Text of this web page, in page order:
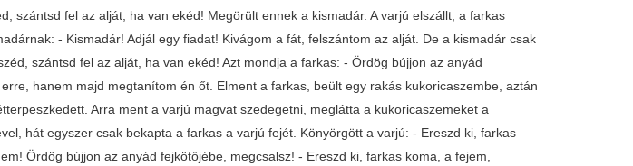
szántsd fel az alját, ha van ekéd! Megörült ennek a kismadár. A varjú elszállt, a farkas
- Kismadár! Adjál egy fiadat! Kivágom a fát, felszántom az alját. De a kismadár csak
szántsd fel az alját, ha van ekéd! Azt mondja a farkas: - Ördög bújjon az anyád
hanem majd megtanítom én őt. Elment a farkas, beült egy rakás kukoricaszembe, aztán
Arra ment a varjú magvat szedegetni, meglátta a kukoricaszemeket a
hát egyszer csak bekapta a farkas a varjú fejét. Könyörgött a varjú: - Ereszd ki, farkas
Ördög bújjon az anyád fejkötőjébe, megcsalsz! - Ereszd ki, farkas koma, a fejem,